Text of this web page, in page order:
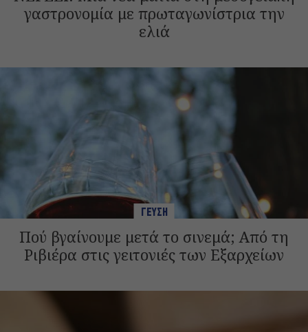
γαστρονομία με πρωταγωνίστρια την
ελιά
ΓΕΥΣΗ
Πού βγαίνουμε μετά το σινεμά; Από τη
Ριβιέρα στις γειτονιές των Εξαρχείων